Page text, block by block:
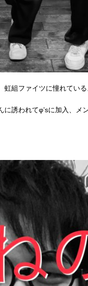
組ファイツに憧れてい
誘われてφ’sに加入、